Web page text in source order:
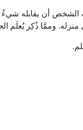
الشخص أن يقابله
منزله. وممَّا ذُكِر يُعلَم